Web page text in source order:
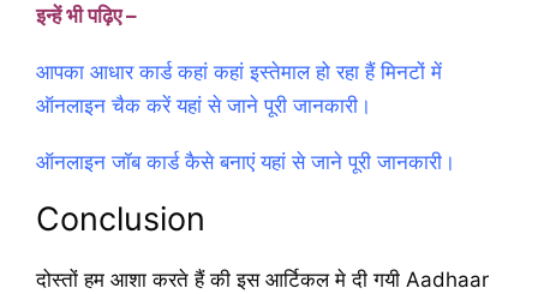
इन्हें भी पढ़िए –
आपका आधार कार्ड कहां कहां इस्तेमाल हो रहा हैं मिनटों में
ऑनलाइन चैक करें यहां से जाने पूरी जानकारी।
ऑनलाइन जॉब कार्ड कैसे बनाएं यहां से जाने पूरी जानकारी।
Conclusion
दोस्तों हम आशा करते हैं की इस आर्टिकल मे दी गयी Aadhaar